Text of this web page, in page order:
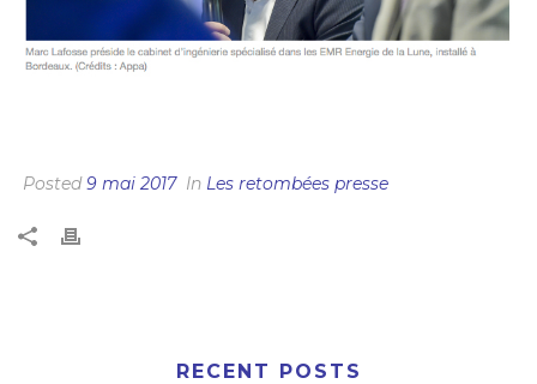
Posted9 mai 2017 In Les retombées presse
RECENT POSTS